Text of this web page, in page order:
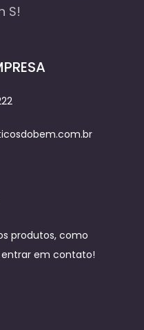
S!
produtos, como
entrar em contato!